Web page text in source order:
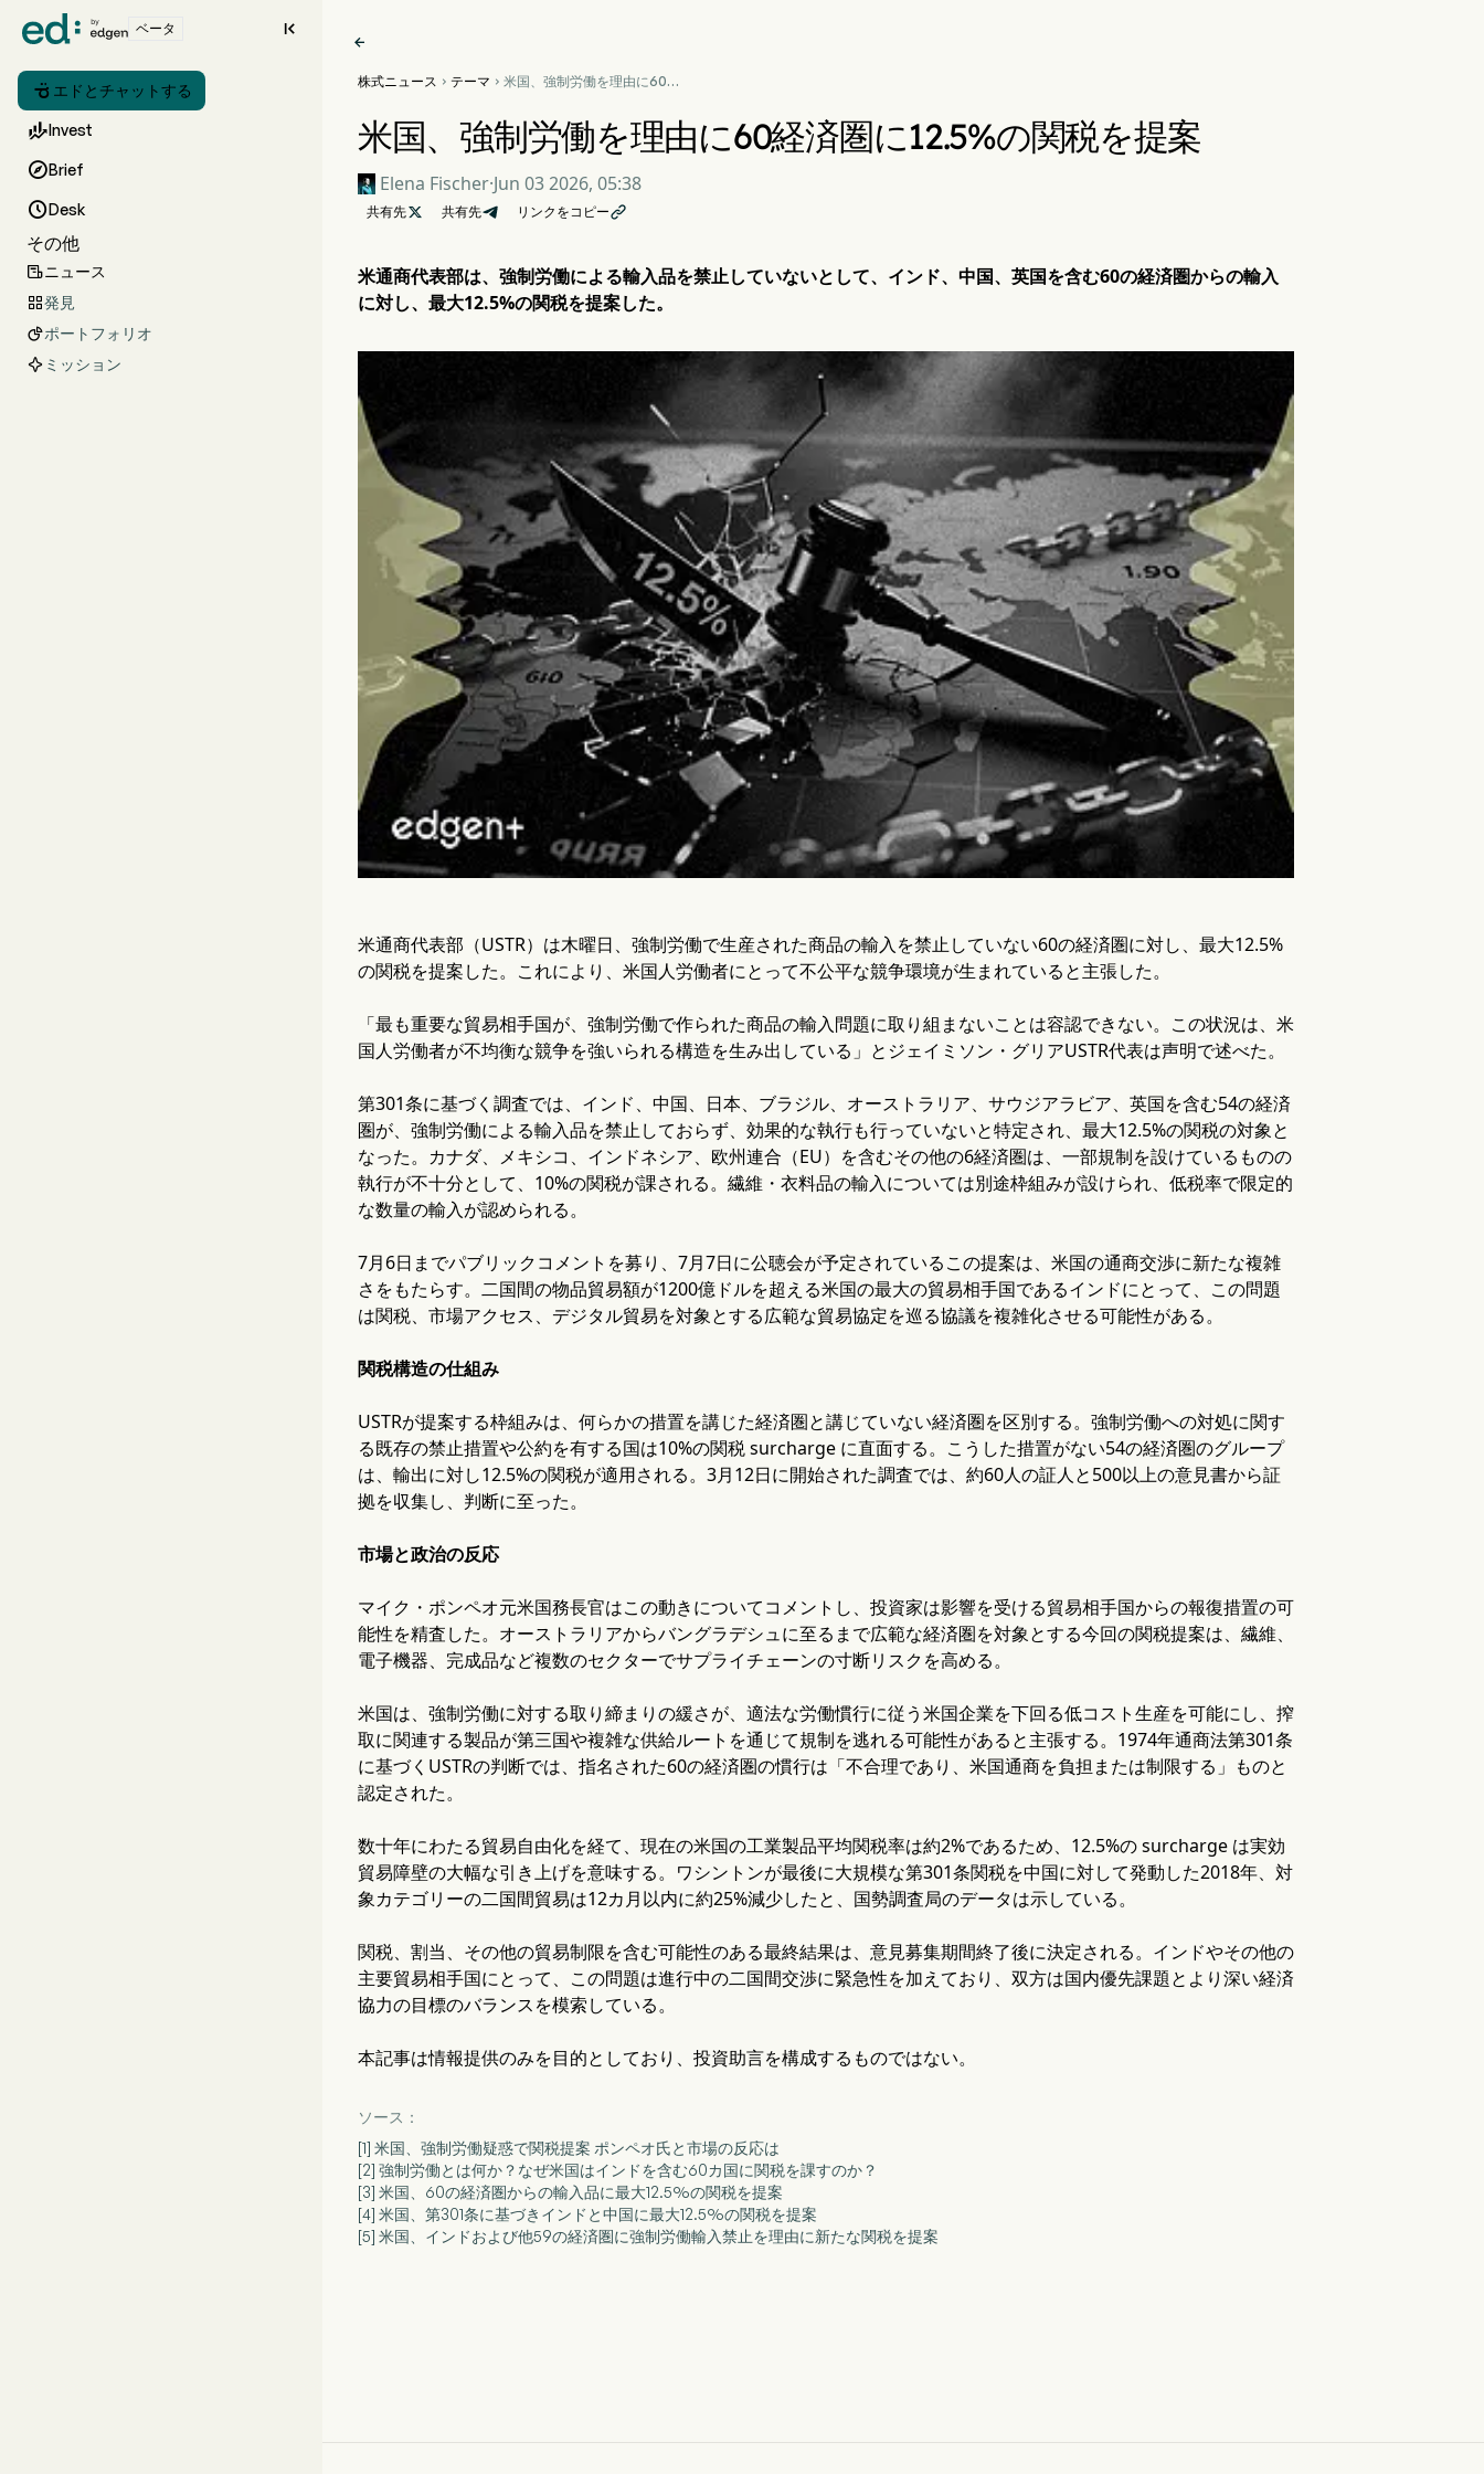
ベータ 
 エドとチャットする
Invest
Brief
Desk
その他
ニュース
発見
ポートフォリオ
ミッション

株式ニュース  テーマ  米国、強制労働を理由に60経
米国、強制労働を理由に60経済圏に12.5%の関税を提案
Elena Fischer·Jun 03 2026, 05:38
共有先 共有先 リンクをコピー
米通商代表部は、強制労働による輸入品を禁止していないとして、インド、中国、英国を含む60の経済圏からの輸入
に対し、最大12.5%の関税を提案した。
米通商代表部（USTR）は木曜日、強制労働で生産された商品の輸入を禁止していない60の経済圏に対し、最大12.5%
の関税を提案した。これにより、米国人労働者にとって不公平な競争環境が生まれていると主張した。
「最も重要な貿易相手国が、強制労働で作られた商品の輸入問題に取り組まないことは容認できない。この状況は、米
国人労働者が不均衡な競争を強いられる構造を生み出している」とジェイミソン・グリアUSTR代表は声明で述べた。
第301条に基づく調査では、インド、中国、日本、ブラジル、オーストラリア、サウジアラビア、英国を含む54の経済
圏が、強制労働による輸入品を禁止しておらず、効果的な執行も行っていないと特定され、最大12.5%の関税の対象と
なった。カナダ、メキシコ、インドネシア、欧州連合（EU）を含むその他の6経済圏は、一部規制を設けているものの
執行が不十分として、10%の関税が課される。繊維・衣料品の輸入については別途枠組みが設けられ、低税率で限定的
な数量の輸入が認められる。
7月6日までパブリックコメントを募り、7月7日に公聴会が予定されているこの提案は、米国の通商交渉に新たな複雑
さをもたらす。二国間の物品貿易額が1200億ドルを超える米国の最大の貿易相手国であるインドにとって、この問題
は関税、市場アクセス、デジタル貿易を対象とする広範な貿易協定を巡る協議を複雑化させる可能性がある。
関税構造の仕組み
USTRが提案する枠組みは、何らかの措置を講じた経済圏と講じていない経済圏を区別する。強制労働への対処に関す
る既存の禁止措置や公約を有する国は10%の関税 surcharge に直面する。こうした措置がない54の経済圏のグループ
は、輸出に対し12.5%の関税が適用される。3月12日に開始された調査では、約60人の証人と500以上の意見書から証
拠を収集し、判断に至った。
市場と政治の反応
マイク・ポンペオ元米国務長官はこの動きについてコメントし、投資家は影響を受ける貿易相手国からの報復措置の可
能性を精査した。オーストラリアからバングラデシュに至るまで広範な経済圏を対象とする今回の関税提案は、繊維、
電子機器、完成品など複数のセクターでサプライチェーンの寸断リスクを高める。
米国は、強制労働に対する取り締まりの緩さが、適法な労働慣行に従う米国企業を下回る低コスト生産を可能にし、搾
取に関連する製品が第三国や複雑な供給ルートを通じて規制を逃れる可能性があると主張する。1974年通商法第301条
に基づくUSTRの判断では、指名された60の経済圏の慣行は「不合理であり、米国通商を負担または制限する」ものと
認定された。
数十年にわたる貿易自由化を経て、現在の米国の工業製品平均関税率は約2%であるため、12.5%の surcharge は実効
貿易障壁の大幅な引き上げを意味する。ワシントンが最後に大規模な第301条関税を中国に対して発動した2018年、対
象カテゴリーの二国間貿易は12カ月以内に約25%減少したと、国勢調査局のデータは示している。
関税、割当、その他の貿易制限を含む可能性のある最終結果は、意見募集期間終了後に決定される。インドやその他の
主要貿易相手国にとって、この問題は進行中の二国間交渉に緊急性を加えており、双方は国内優先課題とより深い経済
協力の目標のバランスを模索している。
本記事は情報提供のみを目的としており、投資助言を構成するものではない。
ソース：
[1] 米国、強制労働疑惑で関税提案 ポンペオ氏と市場の反応は
[2] 強制労働とは何か？なぜ米国はインドを含む60カ国に関税を課すのか？
[3] 米国、60の経済圏からの輸入品に最大12.5%の関税を提案
[4] 米国、第301条に基づきインドと中国に最大12.5%の関税を提案
[5] 米国、インドおよび他59の経済圏に強制労働輸入禁止を理由に新たな関税を提案